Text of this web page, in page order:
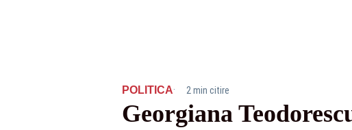
POLITICA· 2 min citire
Georgiana